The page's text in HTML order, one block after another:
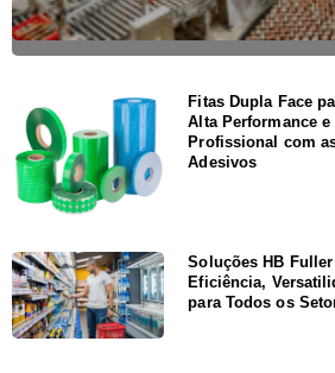
Fitas Dupla Face
Alta Performance e
Profissional com
Adesivos
Soluções HB
Eficiência,
para Todos os